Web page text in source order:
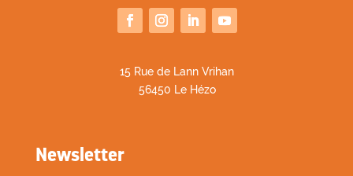
15 Rue de Lann Vrihan
56450 Le Hézo
Newsletter